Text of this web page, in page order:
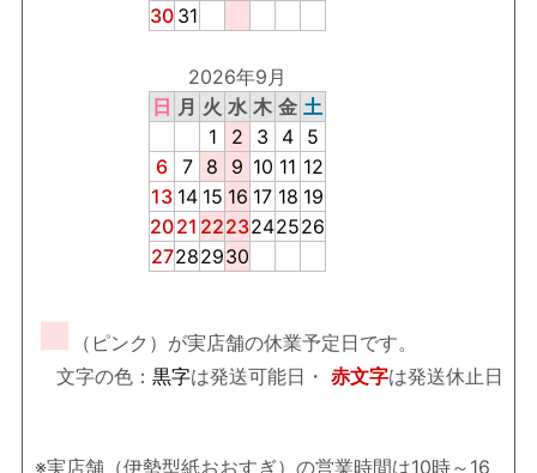
30 31
2026年9月
日 月 火 水 木 金 土
1
2 3 4 5
6 7 8 9 10 11 12
13 14 15 16 17 18 19
2021 2223242526
27282930
■
（ピンク）が実店舗の休業予定日です。
文字の色： 黒字は発送可能日・ 赤文字は発送休止日
※実店舗（伊勢型紙おおすぎ）の営業時間は10時～16